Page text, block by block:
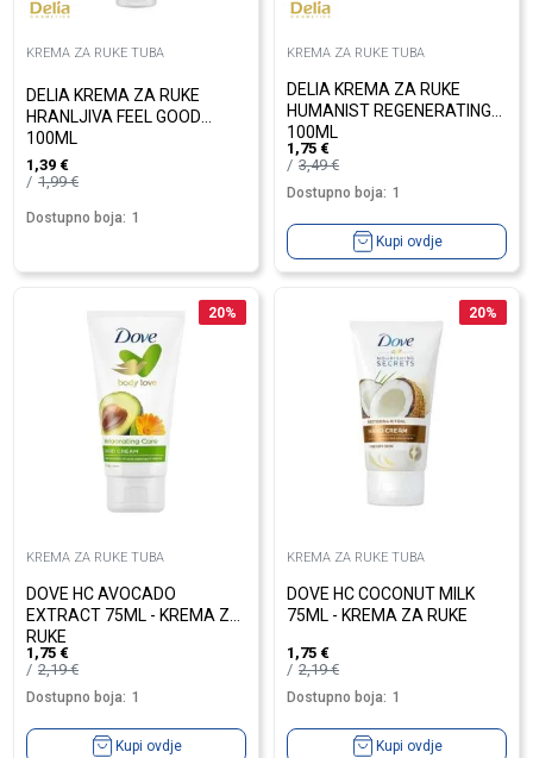
KREMA ZA RUKE TUBA
DELIA KREMA ZA RUKE
HRANLJIVA FEEL GOOD
100ML
1,39 €
1,99€
Dostupno boja: 1
KREMA ZA RUKE TUBA
DELIA KREMA ZA RUKE
HUMANIST REGENERATING
100ML
1,75 €
3,49€
Dostupno boja: 1
Kupi ovdje
20%
KREMA ZA RUKE TUBA
DOVE HC AVOCADO
EXTRACT 75ML - KREMA ZA
RUKE
1,75 €
2,19€
Dostupno boja: 1
Kupi ovdje
20%
KREMA ZA RUKE TUBA
DOVE HC COCONUT MILK
75ML - KREMA ZA RUKE
1,75 €
2,19€
Dostupno boja: 1
Kupi ovdje